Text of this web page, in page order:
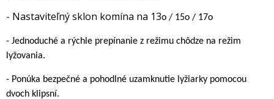
- Nastaviteľný sklon komína na 13o / 15o / 17o
- Jednoduché a rýchle prepínanie z režimu chôdze na režim
lyžovania.
- Ponúka bezpečné a pohodlné uzamknutie lyžiarky pomocou
dvoch klipsní.